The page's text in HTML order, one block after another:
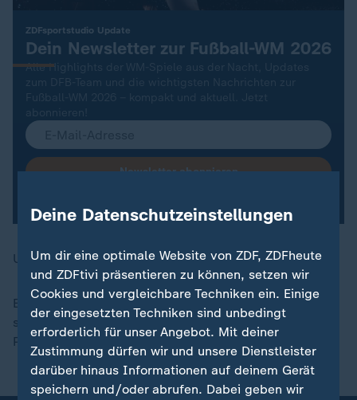
ZDFsportstudio Update
:
Dein Newsletter zur Fußball-WM 2026
Alle Highlights der WM-Spiele aus der Nacht, Updates
zum DFB-Team und die wichtigsten Nachrichten zur
Fußball-WM 2026 – kompakt und aktuell. Jetzt
abonnieren!
Newsletter abonnieren
Update:
Ecuador gewinnt mit 2:1 gegen Deutschland und
schnappt sich auf dem letzten Drücker noch ein
Playoffs-Ticket.
Deine Datenschutzeinstellungen
Um dir eine optimale Website von ZDF, ZDFheute
und ZDFtivi präsentieren zu können, setzen wir
Cookies und vergleichbare Techniken ein. Einige
der eingesetzten Techniken sind unbedingt
erforderlich für unser Angebot. Mit deiner
Zustimmung dürfen wir und unsere Dienstleister
darüber hinaus Informationen auf deinem Gerät
speichern und/oder abrufen. Dabei geben wir